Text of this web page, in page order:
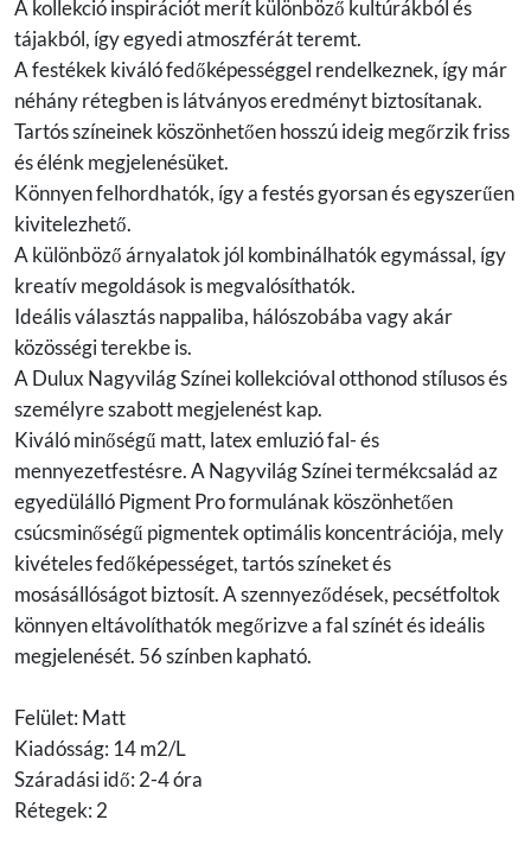
A kollekció inspirációt merít különböző kultúrákból és
tájakból, így egyedi atmoszférát teremt.
A festékek kiváló fedőképességgel rendelkeznek, így már
néhány rétegben is látványos eredményt biztosítanak.
Tartós színeinek köszönhetően hosszú ideig megőrzik friss
és élénk megjelenésüket.
Könnyen felhordhatók, így a festés gyorsan és egyszerűen
kivitelezhető.
A különböző árnyalatok jól kombinálhatók egymással, így
kreatív megoldások is megvalósíthatók.
Ideális választás nappaliba, hálószobába vagy akár
közösségi terekbe is.
A Dulux Nagyvilág Színei kollekcióval otthonod stílusos és
személyre szabott megjelenést kap.
Kiváló minőségű matt, latex emluzió fal- és
mennyezetfestésre. A Nagyvilág Színei termékcsalád az
egyedülálló Pigment Pro formulának köszönhetően
csúcsminőségű pigmentek optimális koncentrációja, mely
kivételes fedőképességet, tartós színeket és
mosásállóságot biztosít. A szennyeződések, pecsétfoltok
könnyen eltávolíthatók megőrizve a fal színét és ideális
megjelenését. 56 színben kapható.
Felület: Matt
Kiadósság: 14 m2/L
Száradási idő: 2-4 óra
Rétegek: 2